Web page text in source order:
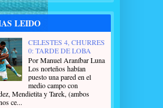
LEIDO
CELESTES 4, CHURRES
0: TARDE DE LOBA
Por Manuel Araníbar Luna
Los norteños habían
puesto una pared en el
medio campo con
Mendietita y Tarek, (ambos
ce...